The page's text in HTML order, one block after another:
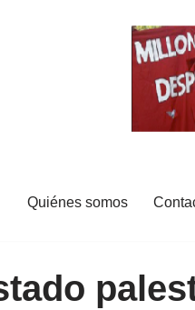
Quiénes somos